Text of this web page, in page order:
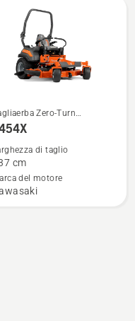
Zero-Turn
di taglio
cm
del motore